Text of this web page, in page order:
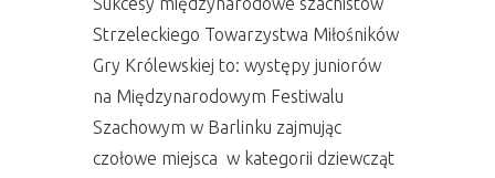
Strzeleckiego Towarzystwa Miłośników
Gry Królewskiej to: występy juniorów
na Międzynarodowym Festiwalu
Szachowym w Barlinku zajmując
czołowe miejsca w kategorii dziewcząt